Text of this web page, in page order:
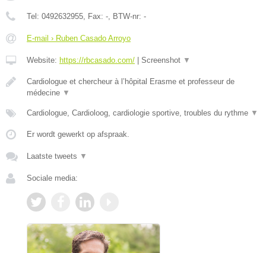
Tel: 0492632955, Fax: -, BTW-nr: -
E-mail › Ruben Casado Arroyo
Website: https://rbcasado.com/ Screenshot ▼
Cardiologue et chercheur à l’hôpital Erasme et professeur de
médecine ▼
Cardiologue, Cardioloog, cardiologie sportive, troubles du rythme ▼
Er wordt gewerkt op afspraak.
Laatste tweets ▼
Sociale media: